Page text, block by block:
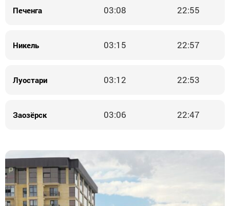
Печенга 03:08 22:55
Никель 03:15 22:57
Луостари 03:12 22:53
Заозёрск 03:06 22:47